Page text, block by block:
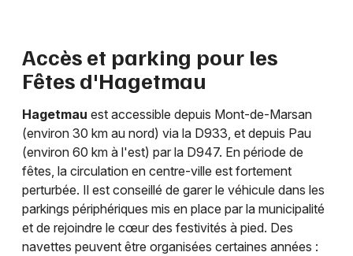
Accès et parking pour les
Fêtes d'Hagetmau
Hagetmau est accessible depuis Mont-de-Marsan
(environ 30 km au nord) via la D933, et depuis Pau
(environ 60 km à l'est) par la D947. En période de
fêtes, la circulation en centre-ville est fortement
perturbée. Il est conseillé de garer le véhicule dans les
parkings périphériques mis en place par la municipalité
et de rejoindre le cœur des festivités à pied. Des
navettes peuvent être organisées certaines années :